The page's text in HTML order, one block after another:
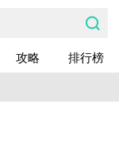
攻略 排行榜